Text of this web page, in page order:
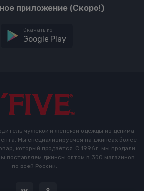
приложение (Скоро!)
Скачать из
Google Play
мужской и женской одежды из денима
Мы специализируемся на джинсах более
который продаётся. С 1996 г. мы продали
поставляем джинсы оптом в 300 магазинов
по всей России.